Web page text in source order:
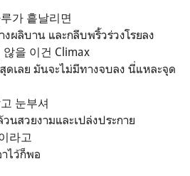
가 흩날리면
งผลิบาน และกลีบพริ้วร่วงโรยลง
을 이건 Climax
ดเลย มันจะไม่มีทางจบลง นี่แหละจุด
눈부셔
นสวยงามและเปล่งประกาย
라고
ไว้ก็พอ